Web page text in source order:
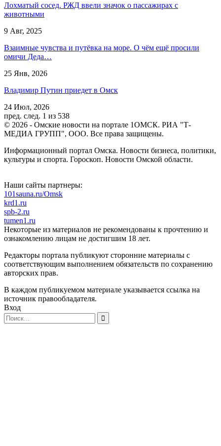
Лохматый сосед. РЖД ввели значок о пассажирах с
животными
9 Авг, 2025
Взаимные чувства и путёвка на море. О чём ещё просили
омичи Деда…
25 Янв, 2026
Владимир Путин приедет в Омск
24 Июл, 2026
пред. след. 1 из 538
© 2026 - Омские новости на портале 1ОМСК. РИА "Т-
МЕДИА ГРУПП", ООО. Все права защищены.
Информационный портал Омска. Новости бизнеса, политики,
культуры и спорта. Гороскоп. Новости Омской области.
Наши сайты партнеры:
101sauna.ru/Omsk
krd1.ru
spb-2.ru
tumen1.ru
Некоторые из материалов не рекомендованы к прочтению и
ознакомлению лицам не достигшим 18 лет.
Редакторы портала публикуют сторонние материалы с
соответствующим выполнением обязательств по сохранению
авторских прав.
В каждом публикуемом материале указывается ссылка на
источник правообладателя.
Вход